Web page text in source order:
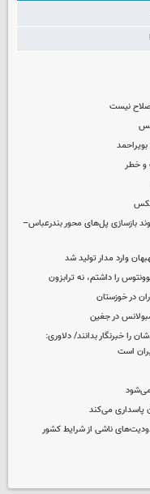
صلاح نیست
و خطر
عکس
بازسازی پل‌های محور بندرعباس–
را داشتم، نه ترابزون
در خوزستان
در جغین
خبرنگار بدانند/ دلاوری:
است
پاسداری می‌کند
ناشی از شرایط کشور